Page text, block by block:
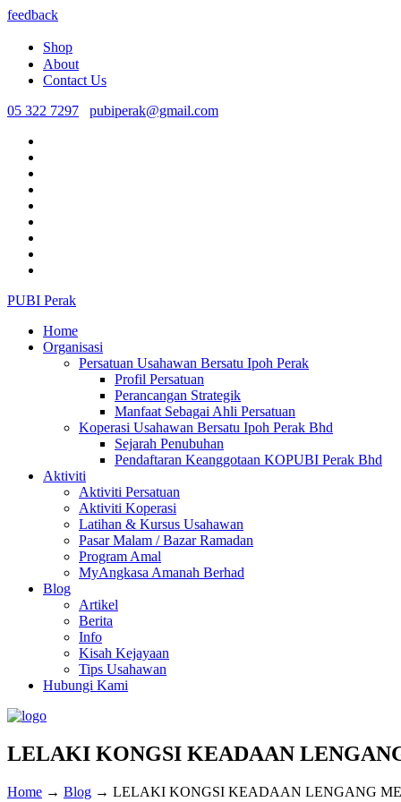
feedback
Shop
About
Contact Us
05 322 7297
pubiperak@gmail.com
PUBI Perak
Home
Organisasi
Persatuan Usahawan Bersatu Ipoh Perak
Profil Persatuan
Perancangan Strategik
Manfaat Sebagai Ahli Persatuan
Koperasi Usahawan Bersatu Ipoh Perak Bhd
Sejarah Penubuhan
Pendaftaran Keanggotaan KOPUBI Perak Bhd
Aktiviti
Aktiviti Persatuan
Aktiviti Koperasi
Latihan & Kursus Usahawan
Pasar Malam / Bazar Ramadan
Program Amal
MyAngkasa Amanah Berhad
Blog
Artikel
Berita
Info
Kisah Kejayaan
Tips Usahawan
Hubungi Kami
LELAKI KONGSI KEADAAN
Home → Blog → LELAKI KONGSI KEADAAN LENGANG